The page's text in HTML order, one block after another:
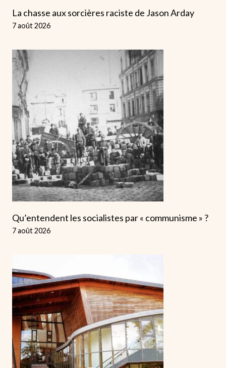
La chasse aux sorcières raciste de Jason Arday
7 août 2026
Qu’entendent les socialistes par « communisme » ?
7 août 2026